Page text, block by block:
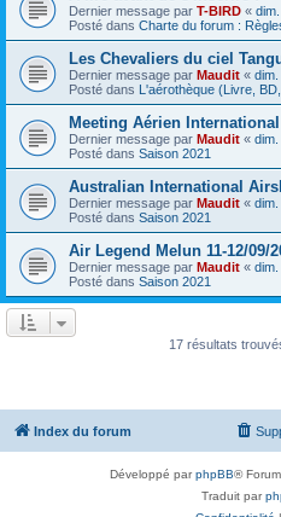
Dernier message par T-BIRD «
Posté dans Charte du forum :
Les Chevaliers du ciel
Dernier message par Maudit «
Posté dans L'aérothèque (Livre,
Meeting Aérien
Dernier message par Maudit «
Posté dans Saison 2021
Australian International
Dernier message par Maudit «
Posté dans Saison 2021
Air Legend Melun 11-12/09/
Dernier message par Maudit «
Posté dans Saison 2021
17 résultats
Index du forum
Développé parphpBB®
Traduit par